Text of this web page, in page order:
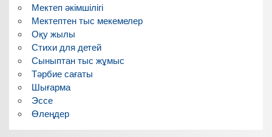
Мектеп әкімшілігі
Мектептен тыс мекемелер
Оқу жылы
Стихи для детей
Сыныптан тыс жұмыс
Тәрбие сағаты
Шығарма
Эссе
Өлеңдер